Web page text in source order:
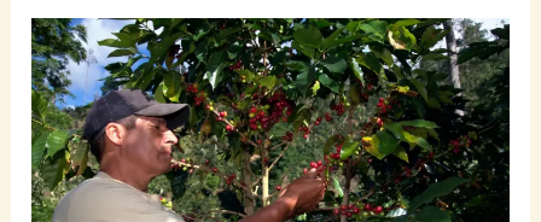
El
Latido
de
la
Selva
Central: